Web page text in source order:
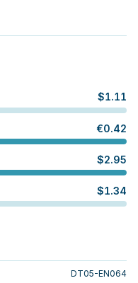
$1.11
€0.42
$2.95
$1.34
DT05-EN064